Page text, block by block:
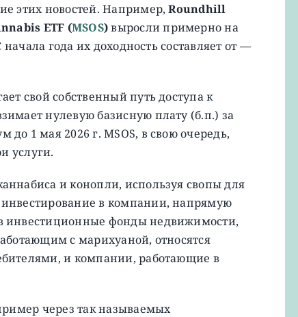
этих новостей. Например,Roundhill
ETF (MSOS)выросли примерно на
года их доходность составляет от —
свой собственный путь доступа к
нулевую базисную плату (б.п.) за
1 мая 2026 г. MSOS, в свою очередь,
услуги.
и конопли, используя свопы для
в компании, напрямую
инвестиционные фонды недвижимости,
с марихуаной, относятся
и компании, работающие в
через так называемых